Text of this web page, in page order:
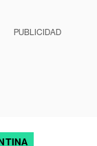
PUBLICIDAD